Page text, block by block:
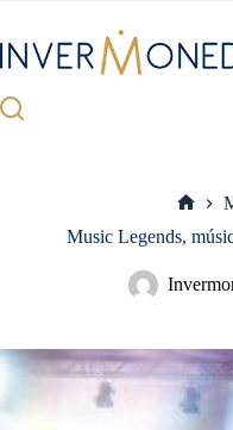
contenido
Music Legends,